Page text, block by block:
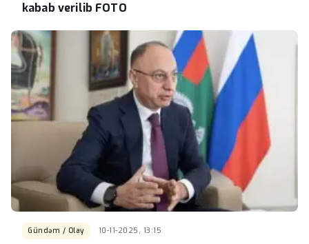
kabab verilib FOTO
Gündəm / Olay 10-11-2025, 13:15